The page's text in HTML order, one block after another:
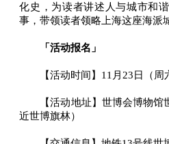
化史，为读者讲述人与城市和
事，带领读者领略上海这座海派
「活动报名」
【活动时间】11月23日（周
【活动地址】世博会博物馆
近世博旗林）